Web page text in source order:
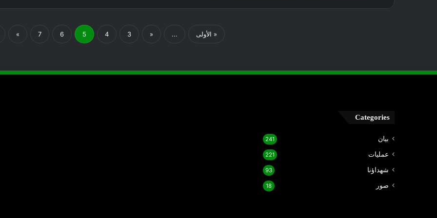
« الأولى ...
«
3
4
5
6
7
»
Categories
بيان 241
عمليات 221
شهداؤنا 93
صور 18